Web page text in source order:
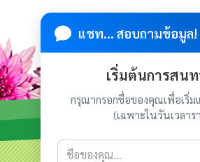
แชท... สอบถามข้อมูล!
เริ่มต้นการสน
กรุณากรอกชื่อของคุณเพื่อเริ่
(เฉพาะในวันเวลาร